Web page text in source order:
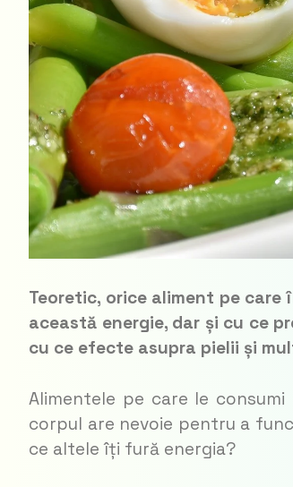
Teoretic, orice aliment pe
această energie, dar și cu ce
cu ce efecte asupra pielii și
Alimentele pe care le
corpul are nevoie pentru a
ce altele îți fură energia?